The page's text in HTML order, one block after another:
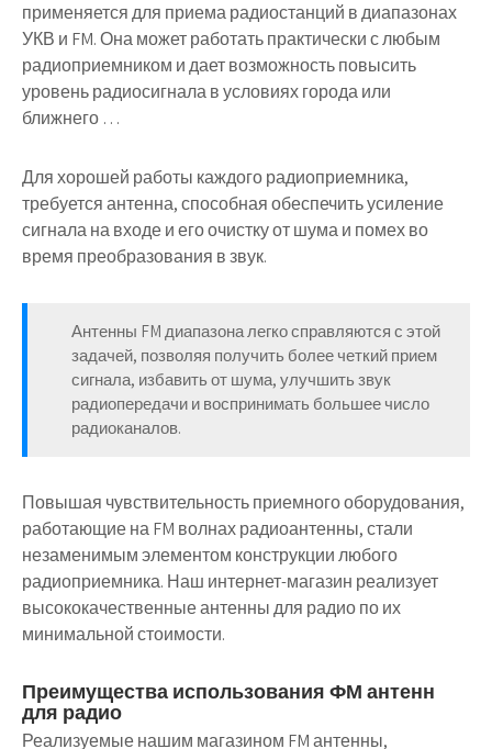
применяется для приема радиостанций в диапазонах
УКВ и FM. Она может работать практически с любым
радиоприемником и дает возможность повысить
уровень радиосигнала в условиях города или
ближнего …
Для хорошей работы каждого радиоприемника,
требуется антенна, способная обеспечить усиление
сигнала на входе и его очистку от шума и помех во
время преобразования в звук.
Антенны FM диапазона легко справляются с этой
задачей, позволяя получить более четкий прием
сигнала, избавить от шума, улучшить звук
радиопередачи и воспринимать большее число
радиоканалов.
Повышая чувствительность приемного оборудования,
работающие на FM волнах радиоантенны, стали
незаменимым элементом конструкции любого
радиоприемника. Наш интернет-магазин реализует
высококачественные антенны для радио по их
минимальной стоимости.
Преимущества использования ФМ антенн
для радио
Реализуемые нашим магазином FM антенны,